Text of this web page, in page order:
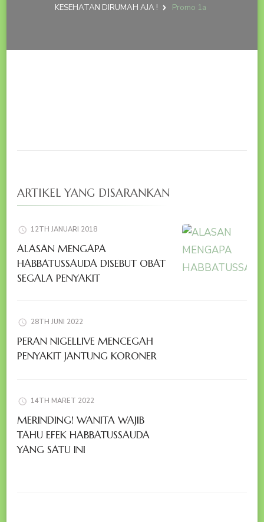
KESEHATAN DIRUMAH AJA !
Promo 1a
ARTIKEL YANG DISARANKAN
12TH JANUARI 2018
ALASAN MENGAPA
HABBATUSSAUDA DISEBUT OBAT
SEGALA PENYAKIT
28TH JUNI 2022
PERAN NIGELLIVE MENCEGAH
PENYAKIT JANTUNG KORONER
14TH MARET 2022
MERINDING! WANITA WAJIB
TAHU EFEK HABBATUSSAUDA
YANG SATU INI